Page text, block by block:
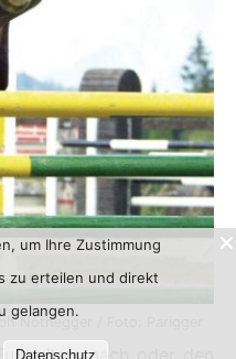
Nothegger / Foto: Parigger
nach oder den
um Ihre Zustimmung
zu erteilen und direkt
gelangen.
Datenschutz